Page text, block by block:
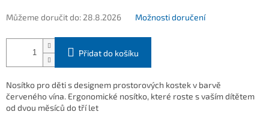
Můžeme doručit do: 28.8.2026 Možnosti doručení
Přidat do košíku
Nosítko pro děti s designem prostorových kostek v barvě
červeného vína. Ergonomické nosítko, které roste s vaším dítětem
od dvou měsíců do tří let